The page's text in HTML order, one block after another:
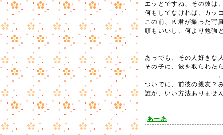
エッとですね、その彼は
何もしてなければ、カッ
この前、Ｋ君が撮った写
頭もいいし、何より勉強
あっでも、その人好きな
その子に、彼を取られた
。゜゜(>ヘ＜
ついでに、前彼の親友？
誰か、いい方法ありませ
あーあ